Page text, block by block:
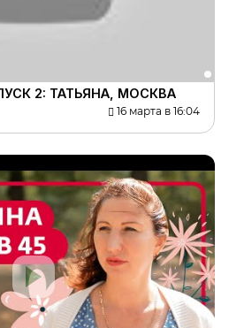
2: ТАТЬЯНА, МОСКВА
16 марта в 16:04